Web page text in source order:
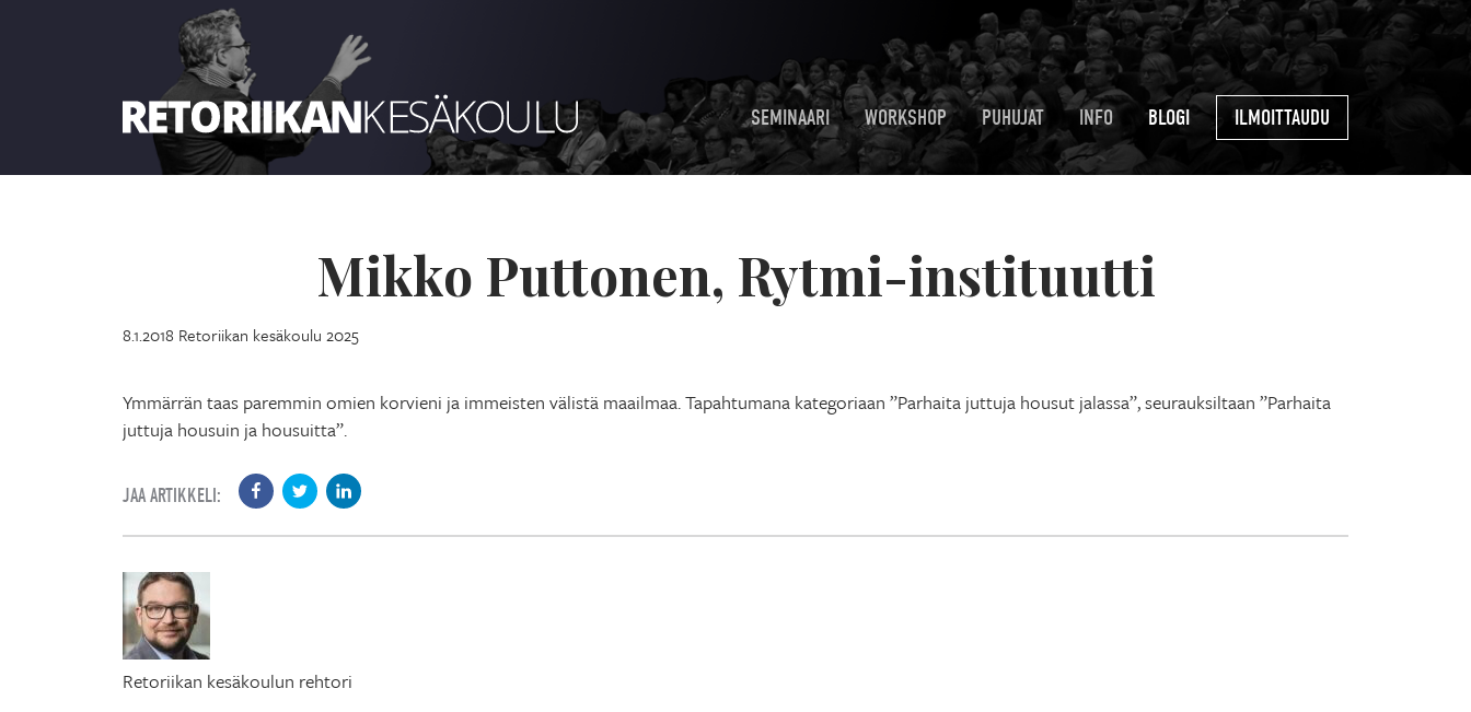
SEMINAARI WORKSHOP PUHUJAT INFO BLOGI ILMOITTAUDU
Mikko Puttonen, Rytmi-instituutti
8.1.2018 Retoriikan kesäkoulu 2025
Ymmärrän taas paremmin omien korvieni ja immeisten välistä maailmaa. Tapahtumana kategoriaan ”Parhaita juttuja housut jalassa”, seurauksiltaan ”Parhaita
juttuja housuin ja housuitta”.
JAA ARTIKKELI:
Retoriikan kesäkoulun rehtori